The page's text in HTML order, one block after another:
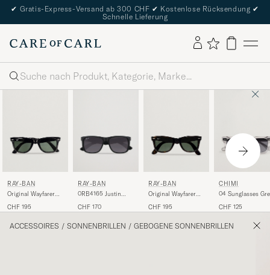
✔ Gratis-Express-Versand ab 300 CHF ✔ Kostenlose Rücksendung ✔
Schnelle Lieferung
Suche
RAY-BAN
Original Wayfarer
Black/Crystal Green
CHF 195
RAY-BAN
0RB4165 Justin
Black
CHF 170
RAY-BAN
Original Wayfarer
Tortoise/Crystal
CHF 195
CHIMI
04 Sunglasses
CHF 125
ACCESSOIRES / SONNENBRILLEN / GEBOGENE SONNENBRILLEN